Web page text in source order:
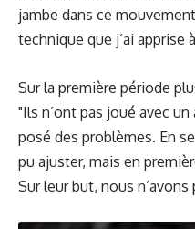
jambe dans ce
technique que j’ai apprise
Sur la première période
"Ils n’ont pas joué avec
posé des problèmes. En
pu ajuster, mais en
Sur leur but, nous n’avons